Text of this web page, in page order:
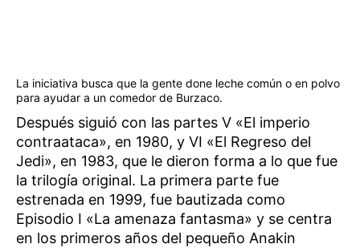
La iniciativa busca que la gente done leche común o en polvo
para ayudar a un comedor de Burzaco.
Después siguió con las partes V «El imperio
contraataca», en 1980, y VI «El Regreso del
Jedi», en 1983, que le dieron forma a lo que fue
la trilogía original. La primera parte fue
estrenada en 1999, fue bautizada como
Episodio I «La amenaza fantasma» y se centra
en los primeros años del pequeño Anakin